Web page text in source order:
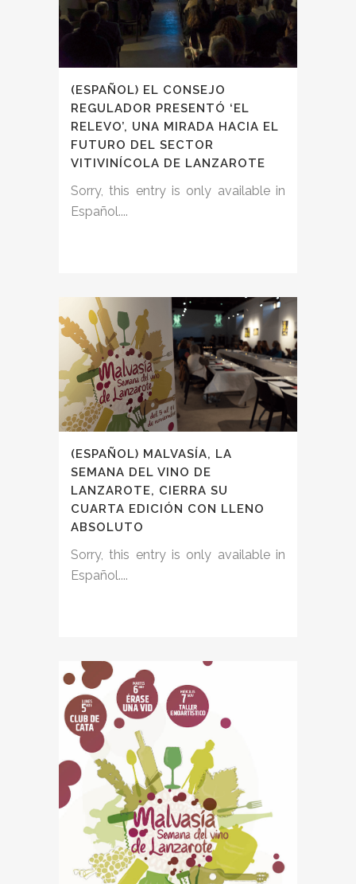
(ESPAÑOL) EL CONSEJO
REGULADOR PRESENTÓ ‘EL
RELEVO’, UNA MIRADA HACIA EL
FUTURO DEL SECTOR
VITIVINÍCOLA DE LANZAROTE
Sorry, this entry is only available in
Español....
(ESPAÑOL) MALVASÍA, LA
SEMANA DEL VINO DE
LANZAROTE, CIERRA SU
CUARTA EDICIÓN CON LLENO
ABSOLUTO
Sorry, this entry is only available in
Español....